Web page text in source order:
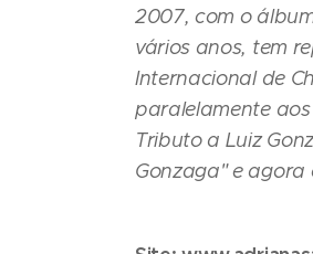
2007, com o
vários anos, tem
Internacional de
paralelamente
Tributo a Luiz
Gonzaga" e agora